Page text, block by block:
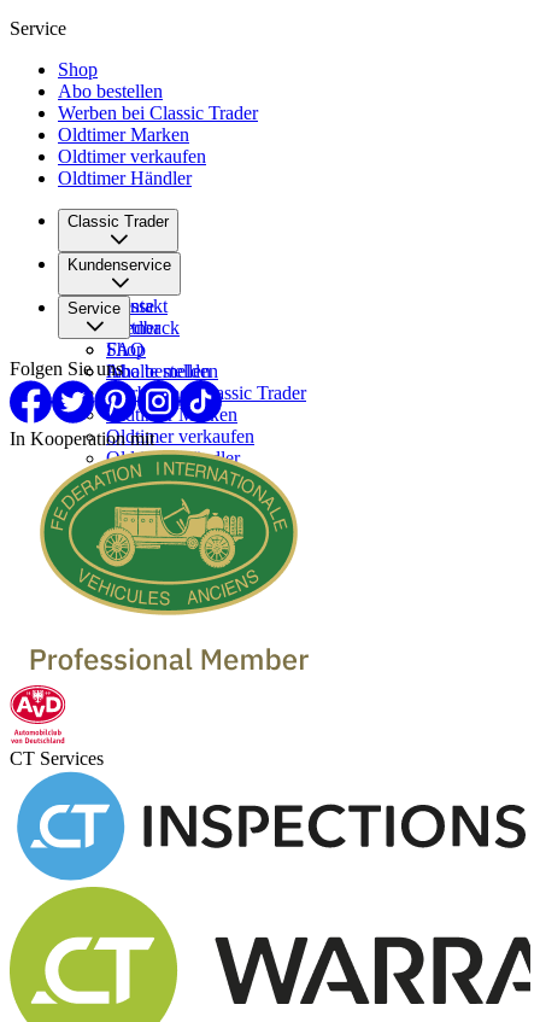
Service
Shop
Abo bestellen
Werben bei Classic Trader
Oldtimer Marken
Oldtimer verkaufen
Oldtimer Händler
Classic Trader
Über uns
Karriere
Presse
Partner
Kundenservice
Kontakt
Feedback
FAQ
Inhalte melden
Service
Shop
Abo bestellen
Werben bei Classic Trader
Oldtimer Marken
Oldtimer verkaufen
Oldtimer Händler
Folgen Sie uns
In Kooperation mit
CT Services